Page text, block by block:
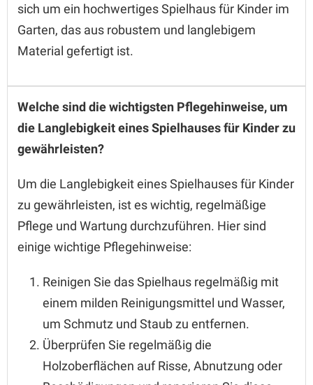
sich um ein hochwertiges Spielhaus für Kinder im
Garten, das aus robustem und langlebigem
Material gefertigt ist.
Welche sind die wichtigsten Pflegehinweise, um
die Langlebigkeit eines Spielhauses für Kinder zu
gewährleisten?
Um die Langlebigkeit eines Spielhauses für Kinder
zu gewährleisten, ist es wichtig, regelmäßige
Pflege und Wartung durchzuführen. Hier sind
einige wichtige Pflegehinweise:
Reinigen Sie das Spielhaus regelmäßig mit
einem milden Reinigungsmittel und Wasser,
um Schmutz und Staub zu entfernen.
Überprüfen Sie regelmäßig die
Holzoberflächen auf Risse, Abnutzung oder